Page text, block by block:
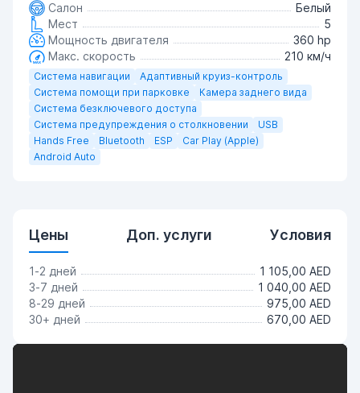
Салон
Белый
Мест
5
Мощность двигателя
360 hp
Макс. скорость
210 км/ч
Система навигации
Адаптивный круиз-контроль
Система помощи при парковке
Камера заднего вида
Система безключевого доступа
Система предупреждения о столкновении
USB
Hands Free
Bluetooth ESP
Car Play (Apple)
Android Auto
Цены Доп. услуги Условия
1-2 дней
1 105,00 AED
3-7 дней
1 040,00 AED
8-29 дней
975,00 AED
30+ дней
670,00 AED